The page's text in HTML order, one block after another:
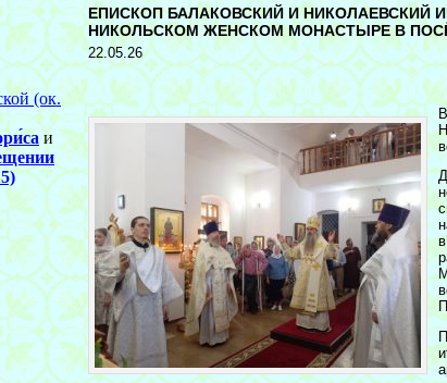
ЕПИСКОП БАЛАКОВСКИЙ И НИКОЛАЕВСКИЙ
НИКОЛЬСКОМ ЖЕНСКОМ МОНАСТЫРЕ В
22.05.26